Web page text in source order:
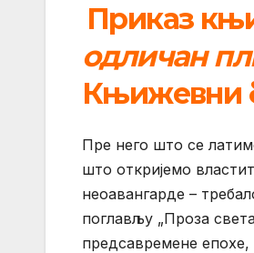
Приказ
одличан
Књижевни
Пре него што се
што откријемо
неоавангарде –
поглављу „Проза
предсавремене